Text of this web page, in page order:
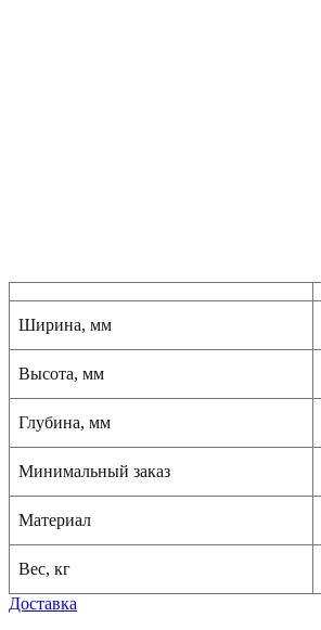
Ширина, мм
Высота, мм
Глубина, мм
Минимальный заказ
Материал
Вес, кг
Доставка